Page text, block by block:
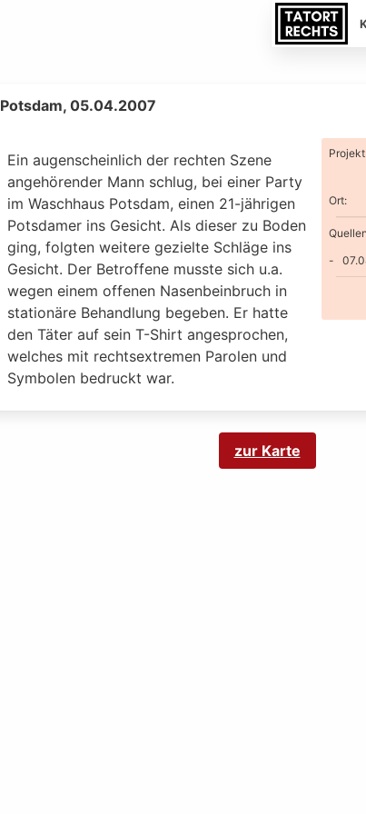
Potsdam, 05.04.2007
Ein augenscheinlich der rechten Szene
angehörender Mann schlug, bei einer Party
im Waschhaus Potsdam, einen 21-jährigen
Potsdamer ins Gesicht. Als dieser zu Boden
ging, folgten weitere gezielte Schläge ins
Gesicht. Der Betroffene musste sich u.a.
wegen einem offenen Nasenbeinbruch in
stationäre Behandlung begeben. Er hatte
den Täter auf sein T-Shirt angesprochen,
welches mit rechtsextremen Parolen und
Symbolen bedruckt war.
Projekt
Ort:
zur Karte